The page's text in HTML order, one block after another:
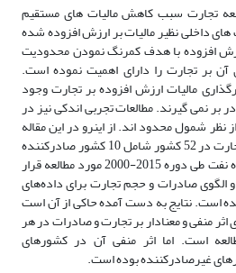
تجارت سبب کاهش مالیات های مستقیم
های داخلی نظیر مالیات بر ارزش افزوده شده
افزوده با هدف کمرنگ نمودن محدودیت
بر تجارت را دارای اهمیت نموده است.
مالیات ارزش افزوده بر تجارت وجود
بر نمی گیرند. مطالعات تجربی اندکی نیز در
نظر شمول محدود اند. از اینرو در این مقاله
تأثیر مالیات ارزش‌افزوده بر تجارت در 52 کشور شامل 10 کشور صادرکننده
نفت و 42 کشور غیرصادرکننده نفت طی دوره 2015-2000 مورد مطالعه قرار
الگوی صادرات و حجم تجارت برای داده‌های
است. نتایج به دست آمده حاکی از آن است
اثر منفی و معنادار بر تجارت و صادرات در هر
است. اما اثر منفی آن در کشورهای
غیرصادرکننده بوده است.